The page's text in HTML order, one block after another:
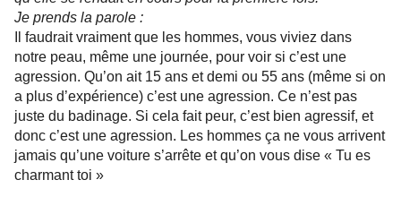
Je prends la parole :
Il faudrait vraiment que les hommes, vous viviez dans
notre peau, même une journée, pour voir si c’est une
agression. Qu’on ait 15 ans et demi ou 55 ans (même si on
a plus d’expérience) c’est une agression. Ce n’est pas
juste du badinage. Si cela fait peur, c’est bien agressif, et
donc c’est une agression. Les hommes ça ne vous arrivent
jamais qu’une voiture s’arrête et qu’on vous dise « Tu es
charmant toi »